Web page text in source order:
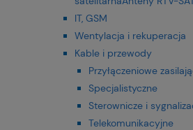
IT, GSM
Wentylacja i rekuperacja
Kable i przewody
Przyłączeniowe
Specjalistyczne
Sterownicze i
Telekomunikacyjne